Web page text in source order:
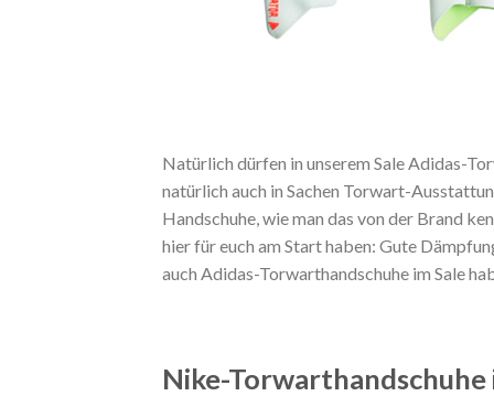
Natürlich dürfen in unserem Sale Adidas-
natürlich auch in Sachen Torwart-
Handschuhe, wie man das von der Brand
hier für euch am Start haben: Gute
auch Adidas-Torwarthandschuhe im Sale
Nike-Torwarthandschuhe